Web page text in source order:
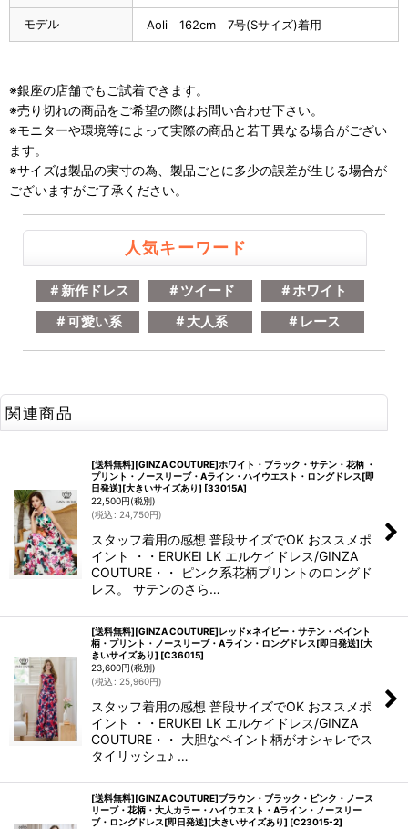
モデル Aoli 162cm 7号(Sサイズ)着用
※銀座の店舗でもご試着できます。
※売り切れの商品をご希望の際はお問い合わせ下さい。
※モニターや環境等によって実際の商品と若干異なる場合がござい
ます。
※サイズは製品の実寸の為、製品ごとに多少の誤差が生じる場合が
ございますがご了承ください。
人気キーワード
＃新作ドレス ＃ツイード
＃ホワイト
＃可愛い系
＃大人系 ＃レース
関連商品
[送料無料][GINZA COUTURE]ホワイト・ブラック・サテン・花柄 ・
プリント・ノースリーブ・Aライン・ハイウエスト・ロングドレス[即
日発送][大きいサイズあり] [33015A]
22,500円(税別)
(税込 : 24,750円)
スタッフ着用の感想 普段サイズでOK おススメポ
イント ・・ERUKEI LK エルケイドレス/GINZA
COUTURE・・ ピンク系花柄プリントのロングド
レス。 サテンのさら…
[送料無料][GINZA COUTURE]レッド×ネイビー・サテン・ペイント
柄・プリント・ノースリーブ・Aライン・ロングドレス[即日発送][大
きいサイズあり] [C36015]
23,600円(税別)
(税込 : 25,960円)
スタッフ着用の感想 普段サイズでOK おススメポ
イント ・・ERUKEI LK エルケイドレス/GINZA
COUTURE・・ 大胆なペイント柄がオシャレでス
タイリッシュ♪ …
[送料無料][GINZA COUTURE]ブラウン・ブラック・ピンク・ノース
リーブ・花柄・大人カラー・ハイウエスト・Aライン・ノースリー
ブ・ロングドレス[即日発送][大きいサイズあり] [C23015-2]